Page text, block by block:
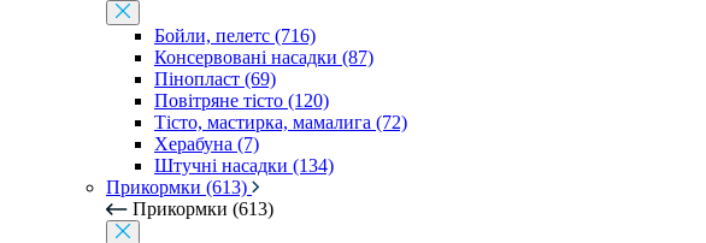
Бойли, пелетс (716)
Консервовані насадки (87)
Пінопласт (69)
Повітряне тісто (120)
Тісто, мастирка, мамалига (72)
Херабуна (7)
Штучні насадки (134)
Прикормки (613)
Прикормки (613)